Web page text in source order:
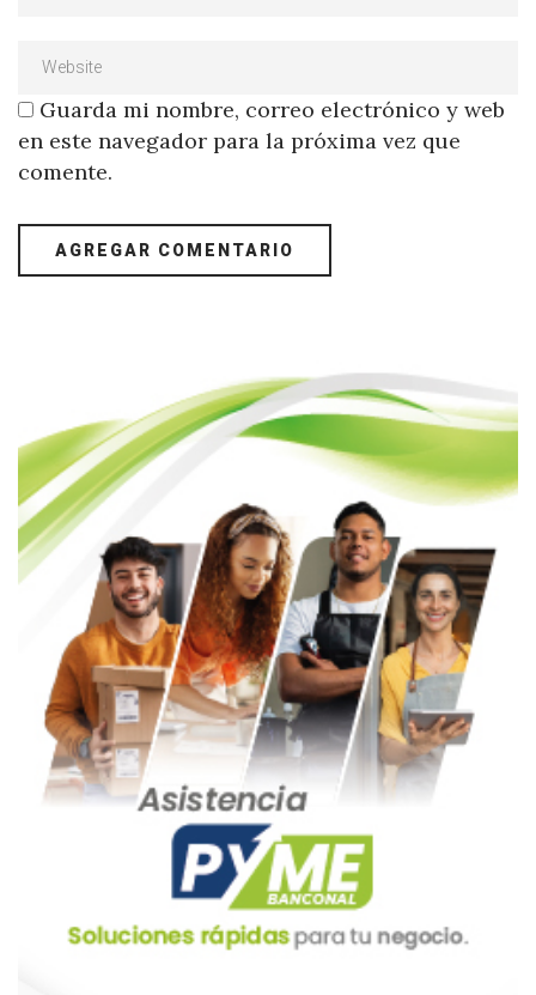
Guarda mi nombre, correo electrónico y web
en este navegador para la próxima vez que
comente.